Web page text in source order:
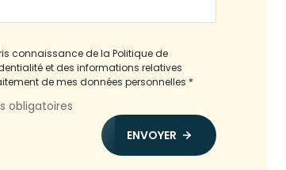
connaissance de la Politique de
et des informations relatives
de mes données personnelles *
obligatoires
ENVOYER